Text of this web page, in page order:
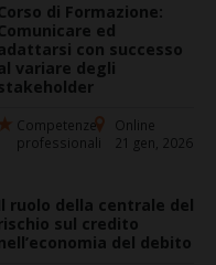
di Formazione:
ed
con successo
variare degli
Competenze
professionali
Online
21 gen, 2026
ruolo della centrale del
sul credito
del debito